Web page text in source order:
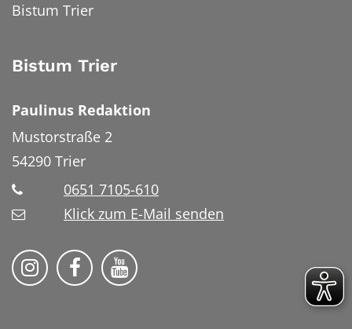
Bistum Trier
Bistum Trier
Paulinus Redaktion
Mustorstraße 2
54290 Trier
0651 7105-610
Klick zum E-Mail senden
Bistum Trier auf Instragram
Bistum Trier auf Facebook
Bistum Trier auf YouTube